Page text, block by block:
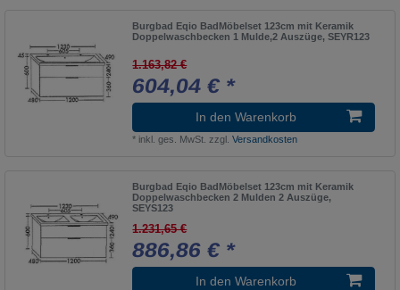
Burgbad Eqio BadMöbelset 123cm mit Keramik
Doppelwaschbecken 1 Mulde,2 Auszüge, SEYR123
1.163,82 €
604,04 € *
In den Warenkorb
* inkl. ges. MwSt. zzgl.Versandkosten
Burgbad Eqio BadMöbelset 123cm mit Keramik
Doppelwaschbecken 2 Mulden 2 Auszüge,
SEYS123
1.231,65 €
886,86 € *
In den Warenkorb